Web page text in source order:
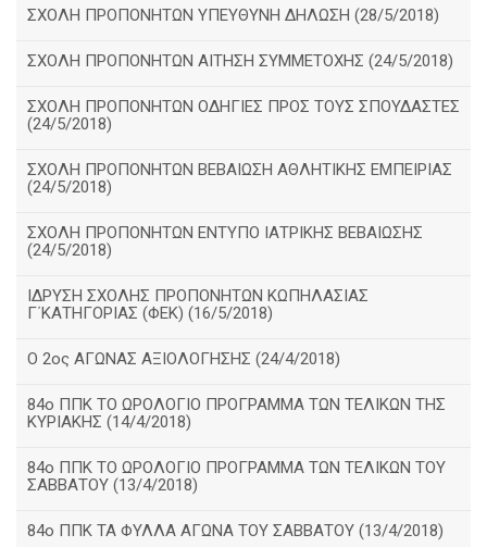
ΣΧΟΛΗ ΠΡΟΠΟΝΗΤΩΝ ΥΠΕΥΘΥΝΗ ΔΗΛΩΣΗ (28/5/2018)
ΣΧΟΛΗ ΠΡΟΠΟΝΗΤΩΝ ΑΙΤΗΣΗ ΣΥΜΜΕΤΟΧΗΣ (24/5/2018)
ΣΧΟΛΗ ΠΡΟΠΟΝΗΤΩΝ ΟΔΗΓΙΕΣ ΠΡΟΣ ΤΟΥΣ ΣΠΟΥΔΑΣΤΕΣ
(24/5/2018)
ΣΧΟΛΗ ΠΡΟΠΟΝΗΤΩΝ ΒΕΒΑΙΩΣΗ ΑΘΛΗΤΙΚΗΣ ΕΜΠΕΙΡΙΑΣ
(24/5/2018)
ΣΧΟΛΗ ΠΡΟΠΟΝΗΤΩΝ ΕΝΤΥΠΟ ΙΑΤΡΙΚΗΣ ΒΕΒΑΙΩΣΗΣ
(24/5/2018)
ΙΔΡΥΣΗ ΣΧΟΛΗΣ ΠΡΟΠΟΝΗΤΩΝ ΚΩΠΗΛΑΣΙΑΣ
Γ΄ΚΑΤΗΓΟΡΙΑΣ (ΦΕΚ) (16/5/2018)
O 2ος ΑΓΩΝΑΣ ΑΞΙΟΛΟΓΗΣΗΣ (24/4/2018)
84ο ΠΠΚ ΤΟ ΩΡΟΛΟΓΙΟ ΠΡΟΓΡΑΜΜΑ ΤΩΝ ΤΕΛΙΚΩΝ ΤΗΣ
ΚΥΡΙΑΚΗΣ (14/4/2018)
84ο ΠΠΚ ΤΟ ΩΡΟΛΟΓΙΟ ΠΡΟΓΡΑΜΜΑ ΤΩΝ ΤΕΛΙΚΩΝ ΤΟΥ
ΣΑΒΒΑΤΟΥ (13/4/2018)
84ο ΠΠΚ ΤΑ ΦΥΛΛΑ ΑΓΩΝΑ ΤΟΥ ΣΑΒΒΑΤΟΥ (13/4/2018)